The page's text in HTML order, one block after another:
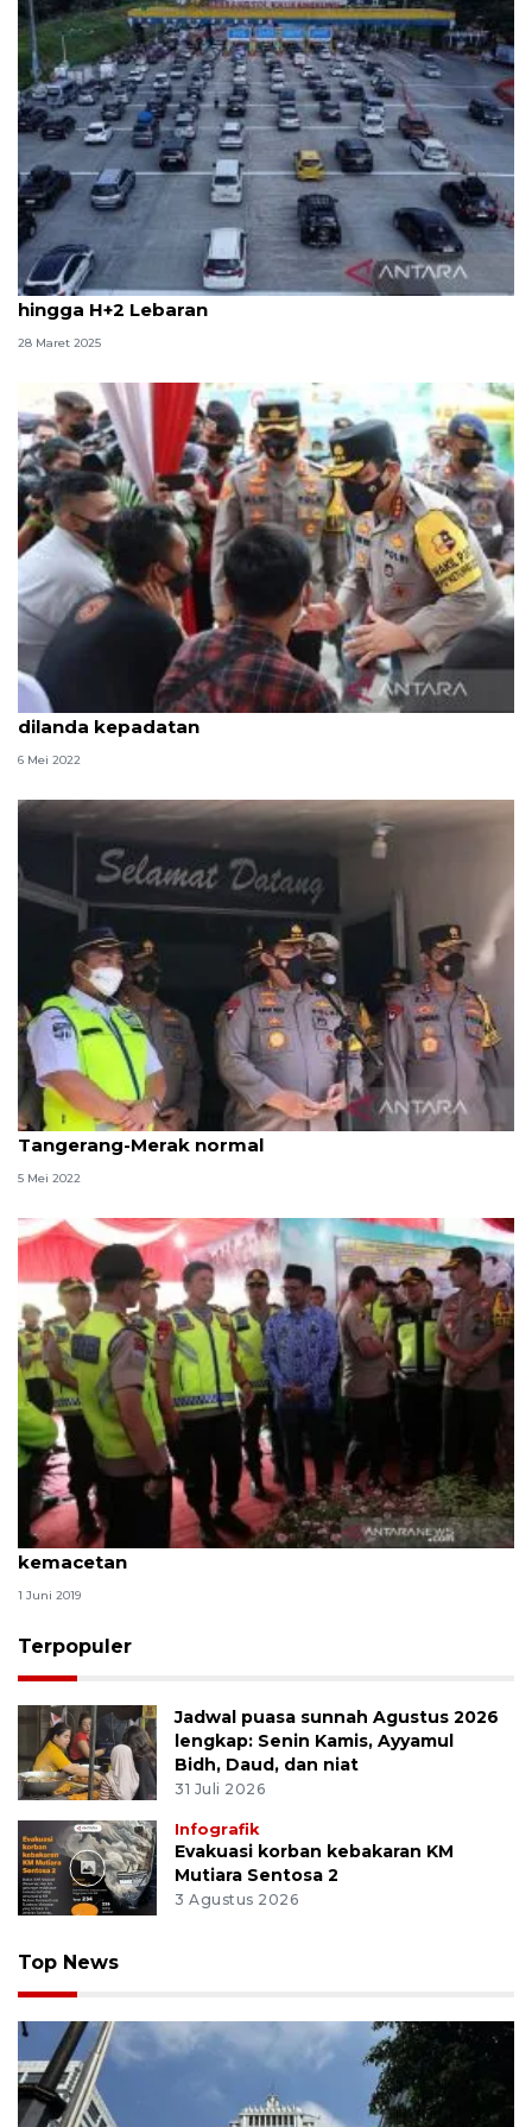
Wakapolri: 2,1 juta kendaraan tinggalkan Jakarta
hingga H+2 Lebaran
28 Maret 2025
Kepolisian akan tutup sementara rest area yang
dilanda kepadatan
6 Mei 2022
Wakapolri: Kepadatan di Tol Trans Sumatera dan
Tangerang-Merak normal
5 Mei 2022
Wakapolri: Pasar di jalur selatan Jabar jadi titik
kemacetan
1 Juni 2019
Terpopuler
Jadwal puasa sunnah Agustus 2026
lengkap: Senin Kamis, Ayyamul
Bidh, Daud, dan niat
31 Juli 2026
Infografik
Evakuasi korban kebakaran KM
Mutiara Sentosa 2
3 Agustus 2026
Top News